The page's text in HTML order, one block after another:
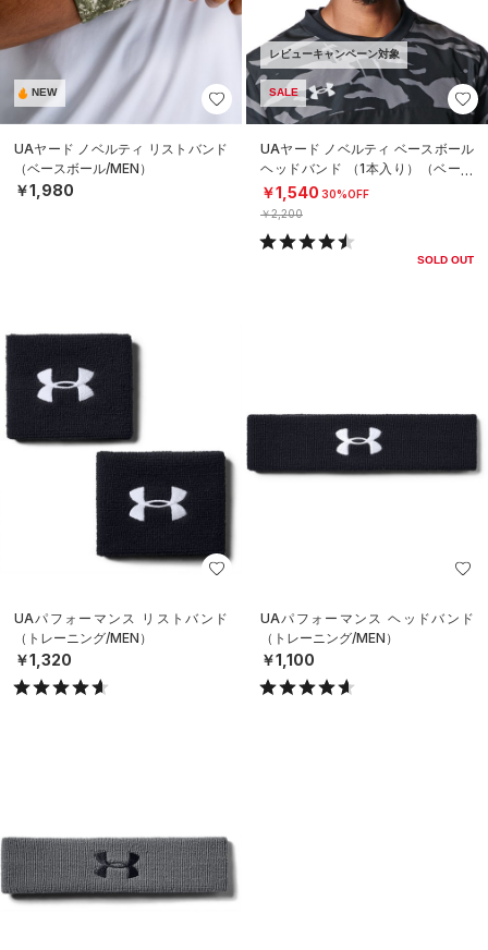
NEW
UAヤード ノベルティ リストバンド
（ベースボール/MEN）
￥1,980
レビューキャンペーン対象
SALE
UAヤード ノベルティ ベースボール
ヘッドバンド （1本入り）（ベース
ボール/MEN）
￥1,540 30%OFF
￥2,200
SOLD OUT
UAパフォーマンス リストバンド
（トレーニング/MEN）
￥1,320
UAパフォーマンス ヘッドバンド
（トレーニング/MEN）
￥1,100